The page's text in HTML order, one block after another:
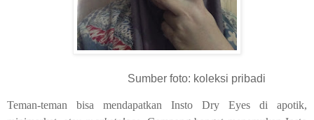
Sumber foto: koleksi pribadi
Teman-teman bisa mendapatkan Insto Dry Eyes di apotik,